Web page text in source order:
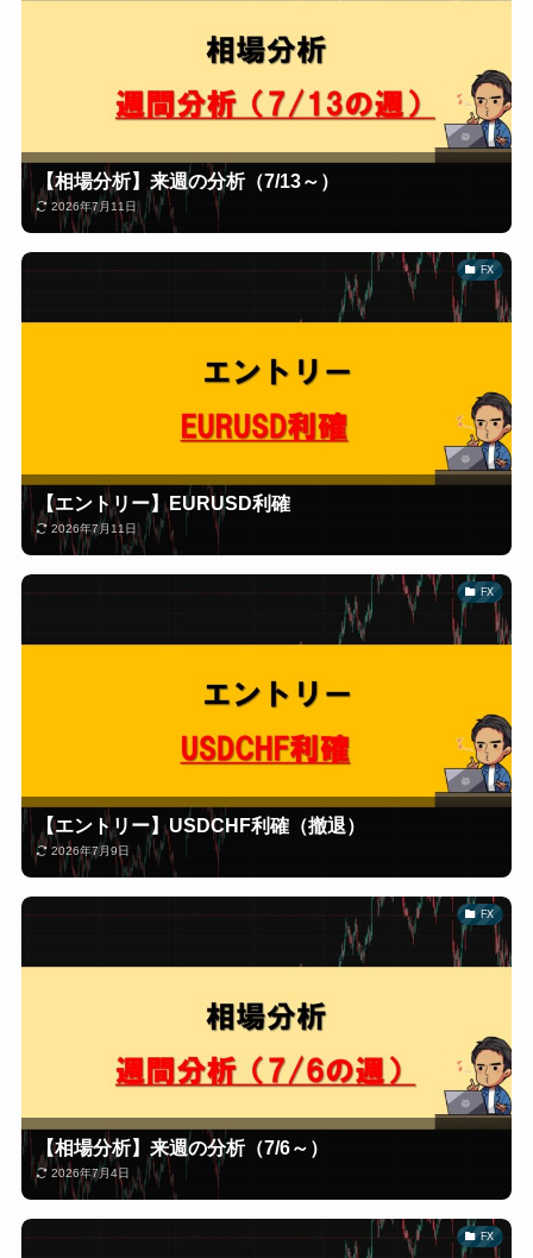
【相場分析】来週の分析（7/13～）
2026年7月11日
FX
【エントリー】EURUSD利確
2026年7月11日
FX
【エントリー】USDCHF利確（撤退）
2026年7月9日
FX
【相場分析】来週の分析（7/6～）
2026年7月4日
FX